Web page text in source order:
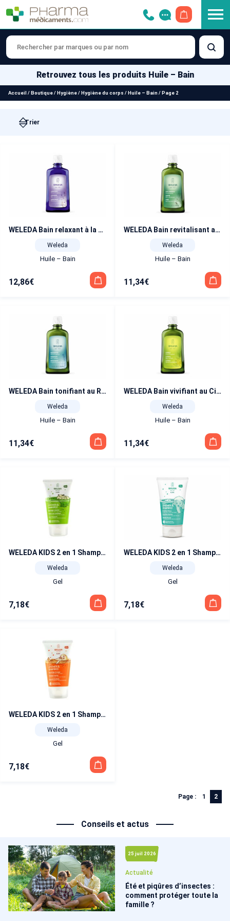
Retrouvez tous les produits Huile – Bain
Accueil / Boutique/ Hygiène/ Hygiène du corps / Huile – Bain / Page 2
WELEDA Bain relaxant à la Lavande 200 ml
Weleda
Huile – Bain
12,86€
WELEDA Bain revitalisant au Sapin 200 ml
Weleda
Huile – Bain
11,34€
WELEDA Bain tonifiant au Romarin 200 ml
Weleda
Huile – Bain
11,34€
WELEDA Bain vivifiant au Citrus 200 ml
Weleda
Huile – Bain
11,34€
WELEDA KIDS 2 en 1 Shampooing et Douche Citron Vert Pétillant 150 ml
Weleda
Gel
7,18€
WELEDA KIDS 2 en 1 Shampooing et Douche Menthe fraîche 150 ml
Weleda
Gel
7,18€
WELEDA KIDS 2 en 1 Shampooing et Douche Orange fruitée 150 ml
Weleda
Gel
7,18€
Page : 1 2
Conseils et actus
25 juil 2026
Actualité
Été et piqûres d’insectes :
comment protéger toute la
famille ?